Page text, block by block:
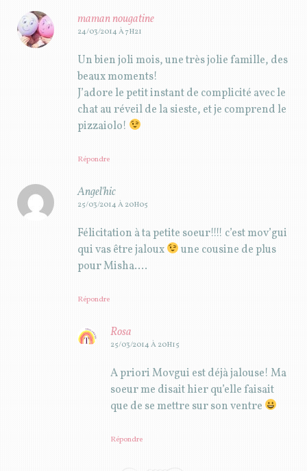
maman nougatine
24/03/2014 À 7H21
Un bien joli mois, une très jolie famille, des
beaux moments!
J’adore le petit instant de complicité avec le
chat au réveil de la sieste, et je comprend le
pizzaiolo!
Répondre
Angel'hic
25/03/2014 À 20H05
Félicitation à ta petite soeur!!!! c’est mov’gui
qui vas être jaloux
une cousine de plus
pour Misha….
Répondre
Rosa
25/03/2014 À 20H15
A priori Movgui est déjà jalouse! Ma
soeur me disait hier qu’elle faisait
que de se mettre sur son ventre
Répondre